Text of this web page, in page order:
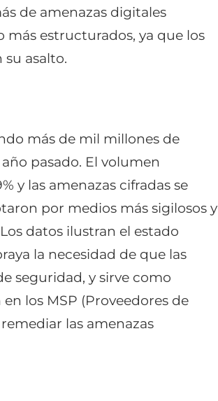
de amenazas digitales
más estructurados, ya que los
asalto.
más de mil millones de
pasado. El volumen
y las amenazas cifradas se
por medios más sigilosos y
datos ilustran el estado
la necesidad de que las
seguridad, y sirve como
los MSP (Proveedores de
las amenazas